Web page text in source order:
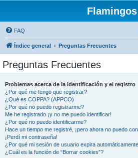
Flamingos
FAQ
Índice general Preguntas Frecuentes
Preguntas Frecuentes
Problemas acerca de la identificación y el registro
¿Por qué me tengo que registrar?
¿Qué es COPPA? (APPCO)
¿Por qué no puedo registrarme?
Me he registrado ¡y no me puedo identificar!
¿Por qué no puedo identificarme?
Hace un tiempo me registré, ¡pero ahora no puedo
¡Perdí mi contraseña!
¿Por qué mi sesión de usuario expira
¿Cuál es la función de “Borrar cookies”?